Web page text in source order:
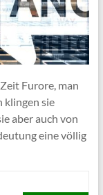
Furore, man
klingen sie
aber auch von
eine völlig